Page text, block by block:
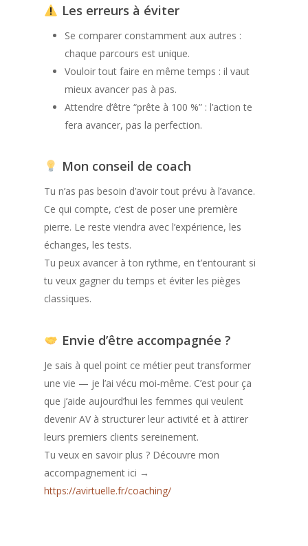
Les erreurs à éviter
Se comparer constamment aux autres :
chaque parcours est unique.
Vouloir tout faire en même temps : il vaut
mieux avancer pas à pas.
Attendre d’être “prête à 100 %” : l’action te
fera avancer, pas la perfection.
Mon conseil de coach
Tu n’as pas besoin d’avoir tout prévu à l’avance.
Ce qui compte, c’est de poser une première
pierre. Le reste viendra avec l’expérience, les
échanges, les tests.
Tu peux avancer à ton rythme, en t’entourant si
tu veux gagner du temps et éviter les pièges
classiques.
Envie d’être accompagnée ?
Je sais à quel point ce métier peut transformer
une vie — je l’ai vécu moi-même. C’est pour ça
que j’aide aujourd’hui les femmes qui veulent
devenir AV à structurer leur activité et à attirer
leurs premiers clients sereinement.
Tu veux en savoir plus ? Découvre mon
accompagnement ici →
https://avirtuelle.fr/coaching/